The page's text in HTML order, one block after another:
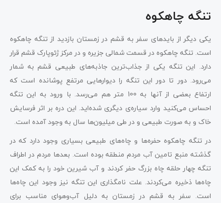
تنگه چاهکوه
یکی دیگر از بایدهای سفر به قشم در زمستان بازدید از تنگه چاهکوه
است. تنگه چاهکوه در قسمت شمالی جزیره و در مرکز ژئوپارک قشم قرار
دارد. این تنگه یکی از جذاب‌ترین جاذبه‌های طبیعی قشم به شمار
می‌رود. دور تا دور این تنگه را دیوارهایی مرتفع پوشانده است که
ارتفاع بعضی از آنها به 100 متر هم می‌رسد. با ورود به این تنگه
احساس می‌کنید وارد سیاره‌ی دیگری شده‌اید. این دره بر اثر فرسایش
خاک و به صورت طبیعی و در طی میلیون‌ها سال به وجود آمده است.
در تنگه‌ چاهکوه حفره‌ها و چاه‌های طبیعی بسیاری وجود دارد که در
گذشته منبع تامین آب مردم منطقه بوده است. بعدها مردم در اطراف
تنگه چهار حلقه چاه بزرگ حفر کردند و آب شیرین خود را به کمک این
چاه‌ها ذخیره می‌کردند. علت نامگذاری این تنگه نیز وجود این چاه‌ها
است. سفر به قشم در زمستان به دلیل آب‌وهوای مناسب برای